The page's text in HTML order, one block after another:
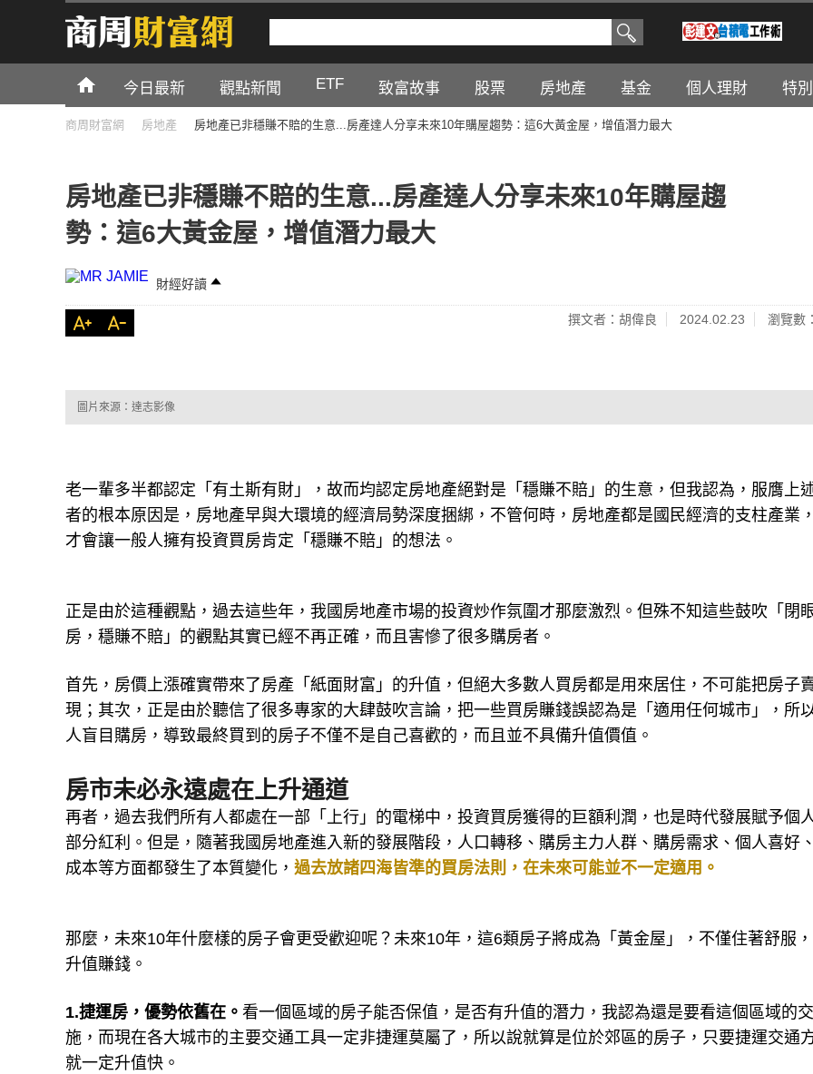
今日最新 觀點新聞 ETF 致富故事 股票 房地產 基金 個人理財 特
商周財富網 房地產 房地產已非穩賺不賠的生意...房產達人分享未來10年購屋趨勢：這6大黃金屋，增值潛力最大
房地產已非穩賺不賠的生意...房產達人分享未來10年購屋趨
勢：這6大黃金屋，增值潛力最大
財經好讀
撰文者：胡偉良 2024.02.23 瀏覽數
圖片來源：達志影像
老一輩多半都認定「有土斯有財」，故而均認定房地產絕對是「穩賺不賠」的生意，但我認為，服膺上
者的根本原因是，房地產早與大環境的經濟局勢深度捆綁，不管何時，房地產都是國民經濟的支柱產業
才會讓一般人擁有投資買房肯定「穩賺不賠」的想法。
正是由於這種觀點，過去這些年，我國房地產市場的投資炒作氛圍才那麼激烈。但殊不知這些鼓吹「閉
房，穩賺不賠」的觀點其實已經不再正確，而且害慘了很多購房者。
首先，房價上漲確實帶來了房產「紙面財富」的升值，但絕大多數人買房都是用來居住，不可能把房子
現；其次，正是由於聽信了很多專家的大肆鼓吹言論，把一些買房賺錢誤認為是「適用任何城市」，所
人盲目購房，導致最終買到的房子不僅不是自己喜歡的，而且並不具備升值價值。
房市未必永遠處在上升通道
再者，過去我們所有人都處在一部「上行」的電梯中，投資買房獲得的巨額利潤，也是時代發展賦予個
部分紅利。但是，隨著我國房地產進入新的發展階段，人口轉移、購房主力人群、購房需求、個人喜好
成本等方面都發生了本質變化， 過去放諸四海皆準的買房法則，在未來可能並不一定適用。
那麼，未來10年什麼樣的房子會更受歡迎呢？未來10年，這6類房子將成為「黃金屋」，不僅住著舒服
升值賺錢。
1.捷運房，優勢依舊在。 看一個區域的房子能否保值，是否有升值的潛力，我認為還是要看這個區域的
施，而現在各大城市的主要交通工具一定非捷運莫屬了，所以說就算是位於郊區的房子，只要捷運交通
就一定升值快。